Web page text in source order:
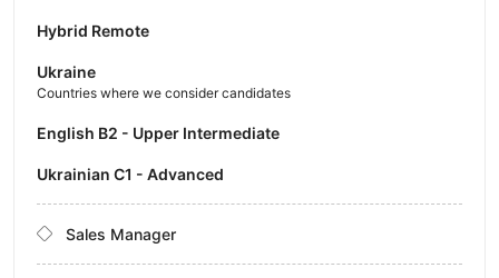
Hybrid Remote
Ukraine
Countries where we consider candidates
English B2 - Upper Intermediate
Ukrainian C1 - Advanced
Sales Manager